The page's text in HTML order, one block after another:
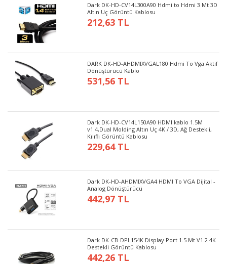
Dark DK-HD-CV14L300A90 Hdmi to Hdmi 3 Mt 3D
Altın Uç Görüntü Kablosu
212,63 TL
DARK DK-HD-AHDMIXVGAL180 Hdmi To Vga Aktif
Dönüştürücü Kablo
531,56 TL
Dark DK-HD-CV14L150A90 HDMI kablo 1.5M
v1.4,Dual Molding Altın Uç 4K / 3D, Ağ Destekli,
Kılıflı Görüntü Kablosu
229,64 TL
Dark DK-HD-AHDMIXVGA4 HDMI To VGA Dijital -
Analog Dönüştürücü
442,97 TL
Dark DK-CB-DPL154K Display Port 1.5 Mt V1.2 4K
Destekli Görüntü Kablosu
442,26 TL